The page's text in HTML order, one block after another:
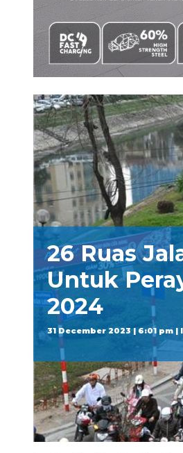
26 Ruas
Untuk
2024
31 December 2023 | 6:01 pm